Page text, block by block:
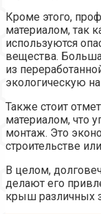
Кроме этого,
материалом, так
используются
вещества.
из
экологическую
Также стоит
материалом, что
монтаж. Это
строительстве
В целом,
делают его
крыш различных